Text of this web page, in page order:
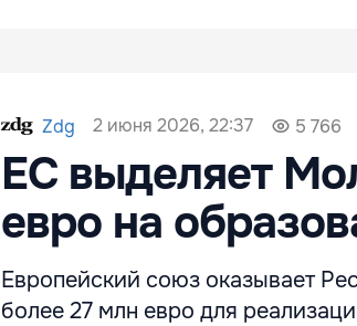
Zdg 2 июня 2026, 22:37 5 766
ЕС выделяет
евро на
Европейский союз оказывает
более 27 млн евро для